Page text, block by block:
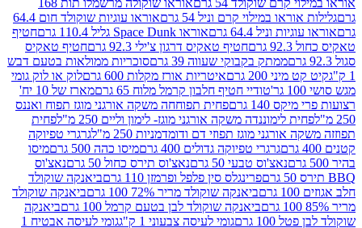
קרם שוקולד 54 גרם
אוראו שוקולה מרשמלו תות 168
במילוי קרם וניל 54 גרם
אוראו עוגיות שוקולד חום 64.4
וניל 64.4 גרם
אוראו Space Dunk גליל 110.4 גרם
חטיף
חטיף טאקיס דרגון צ'ילי 92.3 גרם
חטיף טאקיס
ממתק בקבוקי שעווה 39 גרם
סוכריות ממולאות בטעם דבש
200 גרם
איטריות אורז מקלות 600 גרם
לוק או לוק גומי
טודיי חטיף חלבון קרמל מלוח 65 גרם
מארז של 10 יח'
140 גרם
פחית תפוחחה משקה אורגני מוגז תפוח ואננס
לימוננדה משקה אורגני מוגז- לימון וליים 250 מ"ל
פחית
מוגז תפוזי דם ודומדמניות 250 מ"ל
גרגרי טפיוקה
גרגרי טפיוקה גדולים 400 גרם
מיסו כהה 500 גרם
מיסו
נאצ'וס טבעי 50 גרם
נאצ'וס תירס כחול 50 גרם
נאצ'וס
פרינגלס סין פלפל ופרמזן 110 גרם
ביאנקה שוקולד
ביאנקה שוקולד מריר 72% 100 גרם
ביאנקה שוקולד
ביאנקה שוקולד לבן בטעם קרמל 100 גרם
ביאנקה
גרם
גומי לעיסה צבעוני 1 ק"ג גומי לעיסה אבטיח 1